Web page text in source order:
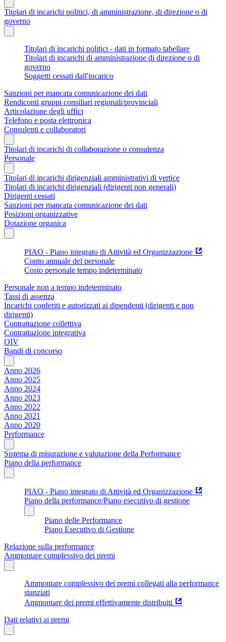
Titolari di incarichi politici, di amministrazione, di direzione o di
governo
Titolari di incarichi politici - dati in formato tabellare
Titolari di incarichi di amministrazione di direzione o di
governo
Soggetti cessati dall'incarico
Sanzioni per mancata comunicazione dei dati
Rendiconti gruppi consiliari regionali/provinciali
Articolazione degli uffici
Telefono e posta elettronica
Consulenti e collaboratori
Titolari di incarichi di collaborazione o consulenza
Personale
Titolari di incarichi dirigenziali amministrativi di vertice
Titolari di incarichi dirigenziali (dirigenti non generali)
Dirigenti cessati
Sanzioni per mancata comunicazione dei dati
Posizioni organizzative
Dotazione organica
PIAO - Piano integrato di Attività ed Organizzazione
Conto annuale del personale
Costo personale tempo indeterminato
Personale non a tempo indeterminato
Tassi di assenza
Incarichi conferiti e autorizzati ai dipendenti (dirigenti e non
dirigenti)
Contrattazione collettiva
Contrattazione integrativa
OIV
Bandi di concorso
Anno 2026
Anno 2025
Anno 2024
Anno 2023
Anno 2022
Anno 2021
Anno 2020
Performance
Sistema di misurazione e valutazione della Performance
Piano della performance
PIAO - Piano integrato di Attività ed Organizzazione
Piano della performance/Piano esecutivo di gestione
Piano delle Performance
Piano Esecutivo di Gestione
Relazione sulla performance
Ammontare complessivo dei premi
Ammontare complessivo dei premi collegati alla performance
stanziati
Ammontare dei premi effettivamente distribuiti
Dati relativi ai premi